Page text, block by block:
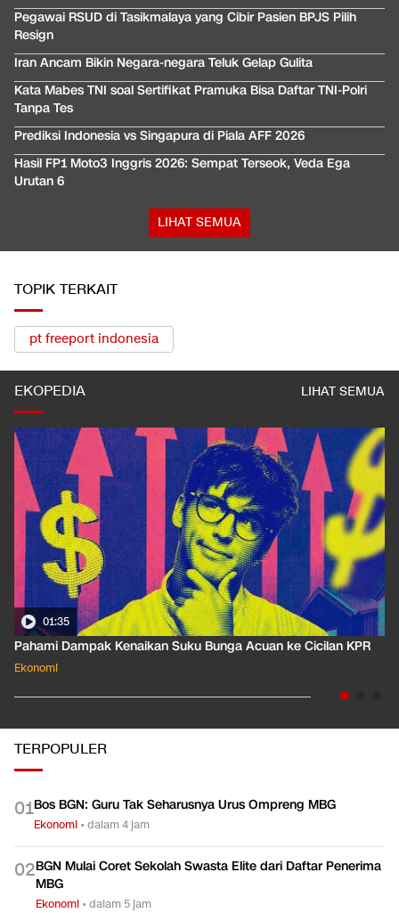
Pegawai RSUD di Tasikmalaya yang Cibir Pasien BPJS Pilih
Resign
Iran Ancam Bikin Negara-negara Teluk Gelap Gulita
Kata Mabes TNI soal Sertifikat Pramuka Bisa Daftar TNI-Polri
Tanpa Tes
Prediksi Indonesia vs Singapura di Piala AFF 2026
Hasil FP1 Moto3 Inggris 2026: Sempat Terseok, Veda Ega
Urutan 6
LIHAT SEMUA
TOPIK TERKAIT
pt freeport indonesia
EKOPEDIA LIHAT SEMUA
01:35
Pahami Dampak Kenaikan Suku Bunga Acuan ke Cicilan KPR
Ekonomi
TERPOPULER
01Bos BGN: Guru Tak Seharusnya Urus Ompreng MBG
Ekonomi •dalam 4 jam
02BGN Mulai Coret Sekolah Swasta Elite dari Daftar Penerima
MBG
Ekonomi •dalam 5 jam